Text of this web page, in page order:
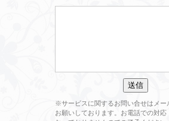
※サービスに関するお問い合せはメー
お願いしております。お電話での対応